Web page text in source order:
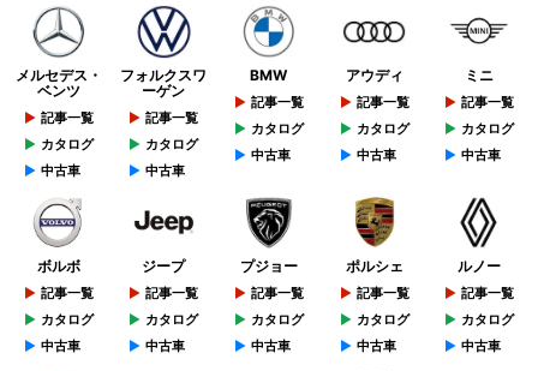
メルセデス・
ベンツ
記事一覧
カタログ
中古車
フォルクスワ
ーゲン
記事一覧
カタログ
中古車
BMW
記事一覧
カタログ
中古車
アウディ
記事一覧
カタログ
中古車
ミニ
記事一覧
カタログ
中古車
ボルボ
記事一覧
カタログ
中古車
ジープ
記事一覧
カタログ
中古車
プジョー
記事一覧
カタログ
中古車
ポルシェ
記事一覧
カタログ
中古車
ルノー
記事一覧
カタログ
中古車